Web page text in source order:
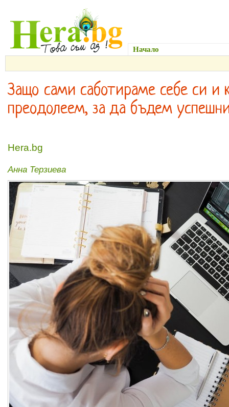
Начало
Защо сами саботираме себе си и
преодолеем, за да бъдем
Hera.bg
Анна Терзиева